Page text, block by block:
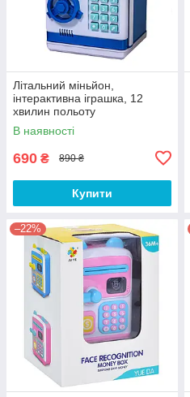
Літальний міньйон,
інтерактивна іграшка, 12
хвилин польоту
В наявності
690 ₴ 890 ₴
Купити
–22%